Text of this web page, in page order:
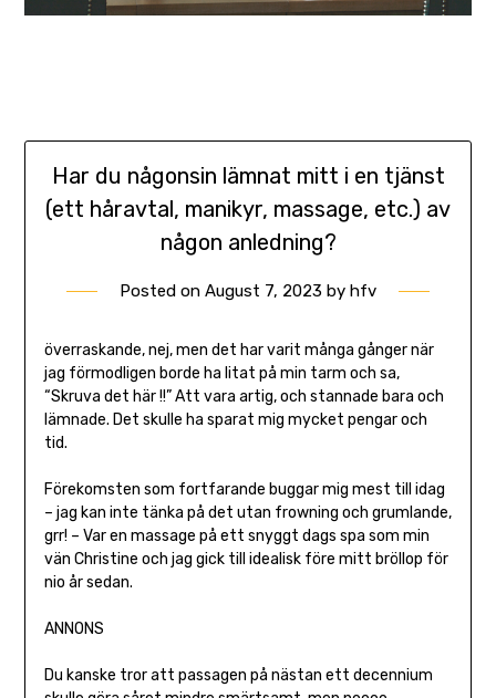
Har du någonsin lämnat mitt i en tjänst
(ett håravtal, manikyr, massage, etc.) av
någon anledning?
Posted on August 7, 2023 by hfv
överraskande, nej, men det har varit många gånger när
jag förmodligen borde ha litat på min tarm och sa,
“Skruva det här !!” Att vara artig, och stannade bara och
lämnade. Det skulle ha sparat mig mycket pengar och
tid.
Förekomsten som fortfarande buggar mig mest till idag
– jag kan inte tänka på det utan frowning och grumlande,
grr! – Var en massage på ett snyggt dags spa som min
vän Christine och jag gick till idealisk före mitt bröllop för
nio år sedan.
ANNONS
Du kanske tror att passagen på nästan ett decennium